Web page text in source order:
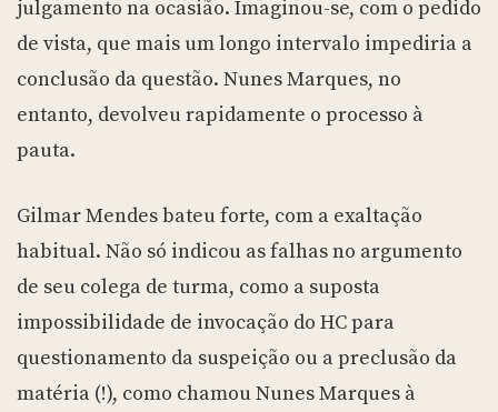
julgamento na ocasião. Imaginou-se, com o pedido
de vista, que mais um longo intervalo impediria a
conclusão da questão. Nunes Marques, no
entanto, devolveu rapidamente o processo à
pauta.
Gilmar Mendes bateu forte, com a exaltação
habitual. Não só indicou as falhas no argumento
de seu colega de turma, como a suposta
impossibilidade de invocação do HC para
questionamento da suspeição ou a preclusão da
matéria (!), como chamou Nunes Marques à